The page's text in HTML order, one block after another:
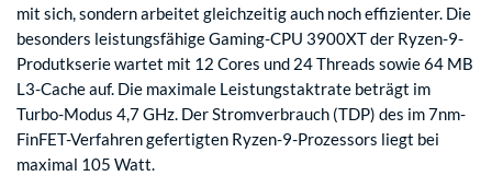
mit sich, sondern arbeitet gleichzeitig auch noch effizienter. Die
besonders leistungsfähige Gaming-CPU 3900XT der Ryzen-9-
Produtkserie wartet mit 12 Cores und 24 Threads sowie 64 MB
L3-Cache auf. Die maximale Leistungstaktrate beträgt im
Turbo-Modus 4,7 GHz. Der Stromverbrauch (TDP) des im 7nm-
FinFET-Verfahren gefertigten Ryzen-9-Prozessors liegt bei
maximal 105 Watt.